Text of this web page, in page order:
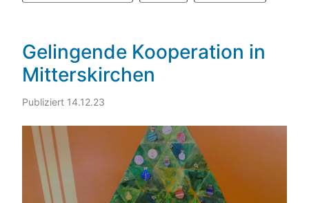
Gelingende Kooperation in
Mitterskirchen
Publiziert 14.12.23